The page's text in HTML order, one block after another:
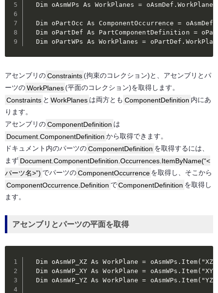
  Dim oAsmWPs As WorkPlanes = oAsmDef.WorkPlanes
Dim oPartOcc As ComponentOccurrence =
Dim oPartDef As PartComponentDefinition =
Dim oPartWPs As WorkPlanes =
アセンブリのConstraints (拘束のコレクション)と、アセンブリとパ
ーツのWorkPlanes (平面のコレクション)を取得します。
Constraints と WorkPlanes は両方とも ComponentDefinition 内にあ
ります。
アセンブリのComponentDefinition は
Document.ComponentDefinition から取得できます。
ドキュメント内のパーツのComponentDefinition を取得するには、
まず Document.ComponentDefinition.Occurrences.ItemByName(“<
パーツ名>”) でパーツの ComponentOccurrence を取得し、そこから
ComponentOccurrence.Definition でComponentDefinition を取得し
ます。
アセンブリとパーツの平面を取得
Dim oAsmWP_XZ As WorkPlane = oAsmWPs.Item("XZ
Dim oAsmWP_XY As WorkPlane = oAsmWPs.Item("XY
Dim oAsmWP_YZ As WorkPlane = oAsmWPs.Item("YZ